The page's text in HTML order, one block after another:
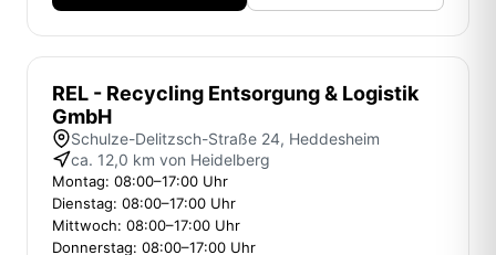
REL - Recycling Entsorgung & Logistik
GmbH
Schulze-Delitzsch-Straße 24, Heddesheim
ca. 12,0 km von Heidelberg
Montag: 08:00–17:00 Uhr
Dienstag: 08:00–17:00 Uhr
Mittwoch: 08:00–17:00 Uhr
Donnerstag: 08:00–17:00 Uhr